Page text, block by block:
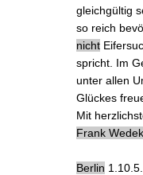
gleichgültig
so reich
nicht
spricht. Im
unter allen
Glückes
Mit
Frank
Berlin 1.10.5.